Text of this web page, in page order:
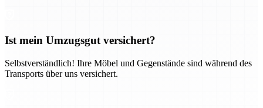
Ist mein Umzugsgut versichert?
Selbstverständlich! Ihre Möbel und Gegenstände sind während des
Transports über uns versichert.